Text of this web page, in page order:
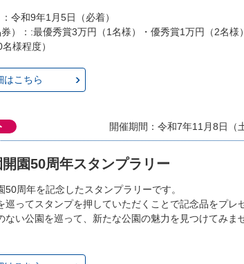
令和9年1月5日（必着）
）：:最優秀賞3万円（1名様）・優秀賞1万円（2名様
様程度）
はこちら
開催期間：令和7年11月8日（
園50周年スタンプラリー
50周年を記念したスタンプラリーです。
巡ってスタンプを押していただくことで記念品をプレ
ない公園を巡って、新たな公園の魅力を見つけてみま